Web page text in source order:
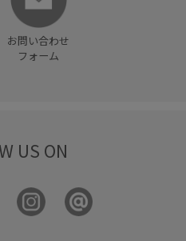
お問い合わせ
フォーム
US ON